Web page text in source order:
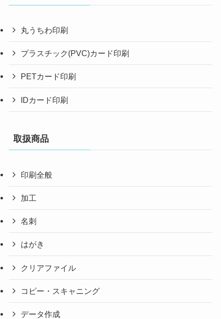
丸うちわ印刷
プラスチック(PVC)カード印刷
PETカード印刷
IDカード印刷
取扱商品
印刷全般
加工
名刺
はがき
クリアファイル
コピー・スキャニング
データ作成